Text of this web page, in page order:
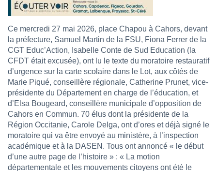
Ce mercredi 27 mai 2026, place Chapou à Cahors, devant
la préfecture, Samuel Martin de la FSU, Fiona Ferrer de la
CGT Educ’Action, Isabelle Conte de Sud Education (la
CFDT était excusée), ont lu le texte du moratoire restauratif
d’urgence sur la carte scolaire dans le Lot, aux côtés de
Marie Piqué, conseillère régionale, Catherine Prunet, vice-
présidente du Département en charge de l’éducation, et
d’Elsa Bougeard, conseillère municipale d’opposition de
Cahors en Commun. 70 élus dont la présidente de la
Région Occitanie, Carole Delga, ont d’ores et déjà signé le
moratoire qui va être envoyé au ministère, à l’inspection
académique et à la DASEN. Tous ont annoncé « le début
d’une autre page de l’histoire » : « La motion
départementale et les mouvements citoyens ont été le